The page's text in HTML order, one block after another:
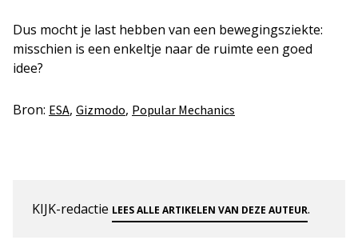
Dus mocht je last hebben van een bewegingsziekte:
misschien is een enkeltje naar de ruimte een goed
idee?
Bron: ESA, Gizmodo, Popular Mechanics
KIJK-redactie LEES ALLE ARTIKELEN VAN DEZE AUTEUR.